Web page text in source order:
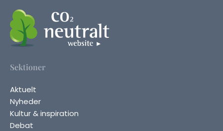
Sektioner
Aktuelt
Nyheder
Kultur & inspiration
Debat